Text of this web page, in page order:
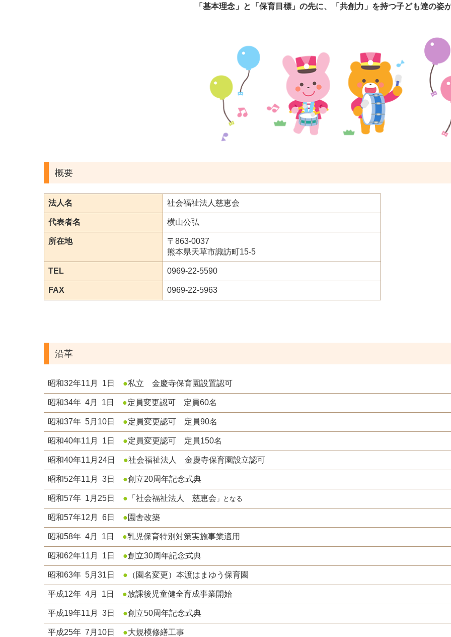
「基本理念」
と 「保育目標」 の先に、 「共創力」 を持つ子ども達の姿
概要
法人名 社会福祉法人慈恵会
代表者名 横山公弘
所在地
〒863-0037
熊本県天草市諏訪町15-5
TEL 0969-22-5590
FAX 0969-22-5963
沿革
昭和32年11月 1日 ●私立 金慶寺保育園設置認可
昭和34年 4月 1日 ●定員変更認可 定員60名
昭和37年 5月10日 ●定員変更認可 定員90名
昭和40年11月 1日 ●定員変更認可 定員150名
昭和40年11月24日 ●社会福祉法人 金慶寺保育園設立認可
昭和52年11月 3日 ●創立20周年記念式典
昭和57年 1月25日 ● 「社会福祉法人 慈恵会 」となる
昭和57年12月 6日 ●園舎改築
昭和58年 4月 1日 ●乳児保育特別対策実施事業適用
昭和62年11月 1日 ●創立30周年記念式典
昭和63年 5月31日 ● （園名変更）本渡はまゆう保育園
平成12年 4月 1日 ●放課後児童健全育成事業開始
平成19年11月 3日 ●創立50周年記念式典
平成25年 7月10日 ●大規模修繕工事